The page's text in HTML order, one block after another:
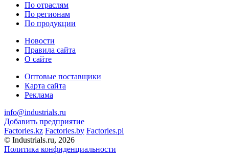
По отраслям
По регионам
По продукции
Новости
Правила сайта
О сайте
Оптовые поставщики
Карта сайта
Реклама
info@industrials.ru
Добавить предприятие
Factories.kz Factories.by Factories.pl
© Industrials.ru, 2026
Политика конфиденциальности